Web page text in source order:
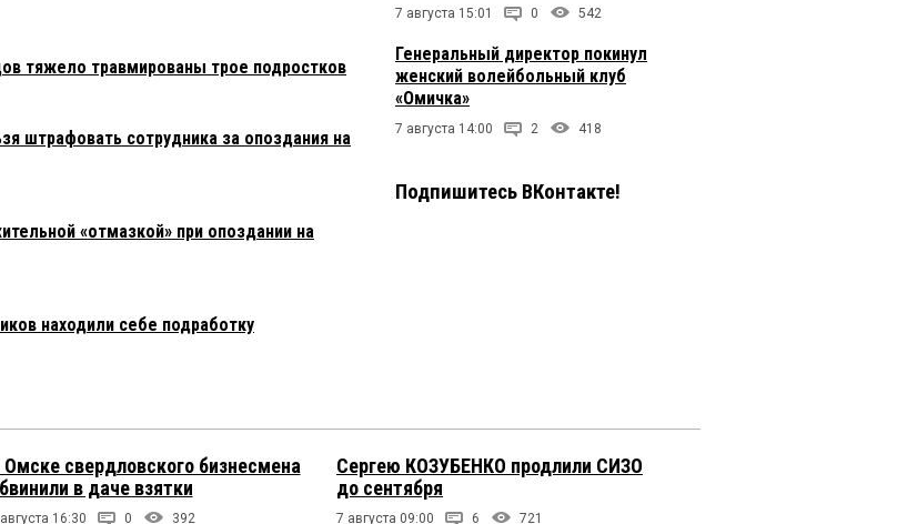
тяжело травмированы трое подростков
штрафовать сотрудника за опоздания на
«отмазкой» при опоздании на
находили себе подработку
7 августа 15:01 0 542
Генеральный директор покинул
женский волейбольный клуб
«Омичка»
7 августа 14:00 2 418
Подпишитесь ВКонтакте!
Омске свердловского бизнесмена
в даче взятки
16:30 0 392
Сергею КОЗУБЕНКО продлили СИЗО
до сентября
7 августа 09:00 6 721